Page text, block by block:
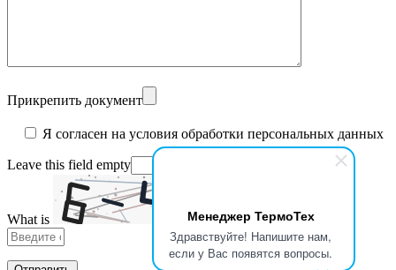
Менеджер ТермоТех
Здравствуйте! Напишите нам,
если у Вас появятся вопросы.
Прикрепить документ
Я согласен на условия обработки персональных данных
Leave this field empty
What is
Solve
the
math